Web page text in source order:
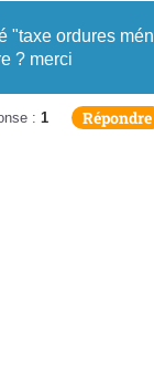
ordures
? merci
: 1 Répondre